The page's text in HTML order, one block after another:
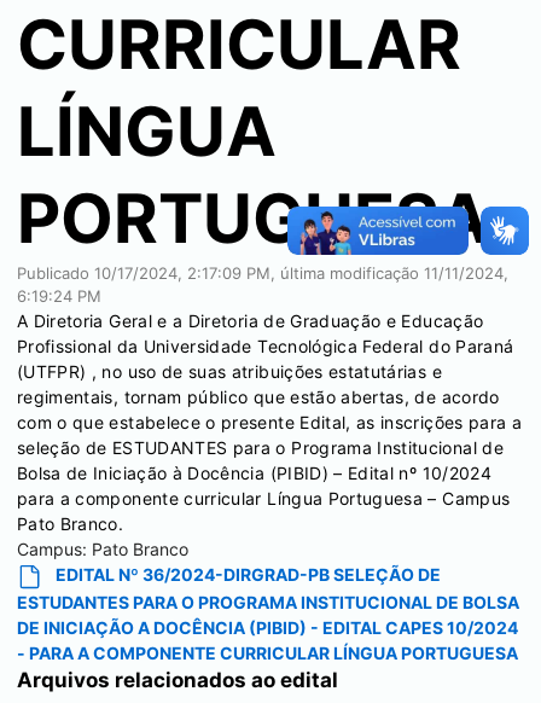
CURRICULAR
LÍNGUA
PORTUGUESA
Publicado 10/17/2024, 2:17:09 PM , última modificação 11/11/2024,
6:19:24 PM
A Diretoria Geral e a Diretoria de Graduação e Educação
Profissional da Universidade Tecnológica Federal do Paraná
(UTFPR) , no uso de suas atribuições estatutárias e
regimentais, tornam público que estão abertas, de acordo
com o que estabelece o presente Edital, as inscrições para a
seleção de ESTUDANTES para o Programa Institucional de
Bolsa de Iniciação à Docência (PIBID) – Edital nº 10/2024
para a componente curricular Língua Portuguesa – Campus
Pato Branco.
Campus: Pato Branco
EDITAL Nº 36/2024-DIRGRAD-PB SELEÇÃO DE
ESTUDANTES PARA O PROGRAMA INSTITUCIONAL DE BOLSA
DE INICIAÇÃO A DOCÊNCIA (PIBID) - EDITAL CAPES 10/2024
- PARA A COMPONENTE CURRICULAR LÍNGUA PORTUGUESA
Arquivos relacionados ao edital